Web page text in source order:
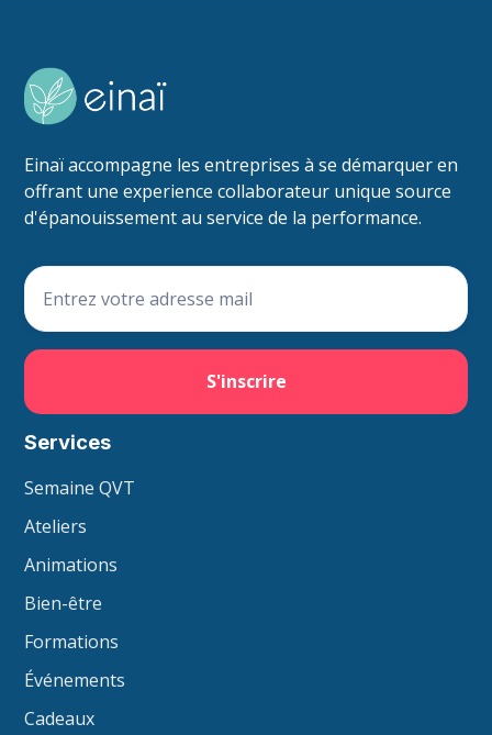
Einaï accompagne les entreprises à se démarquer en
offrant une experience collaborateur unique source
d'épanouissement au service de la performance.
Services
Semaine QVT
Ateliers
Animations
Bien-être
Formations
Événements
Cadeaux